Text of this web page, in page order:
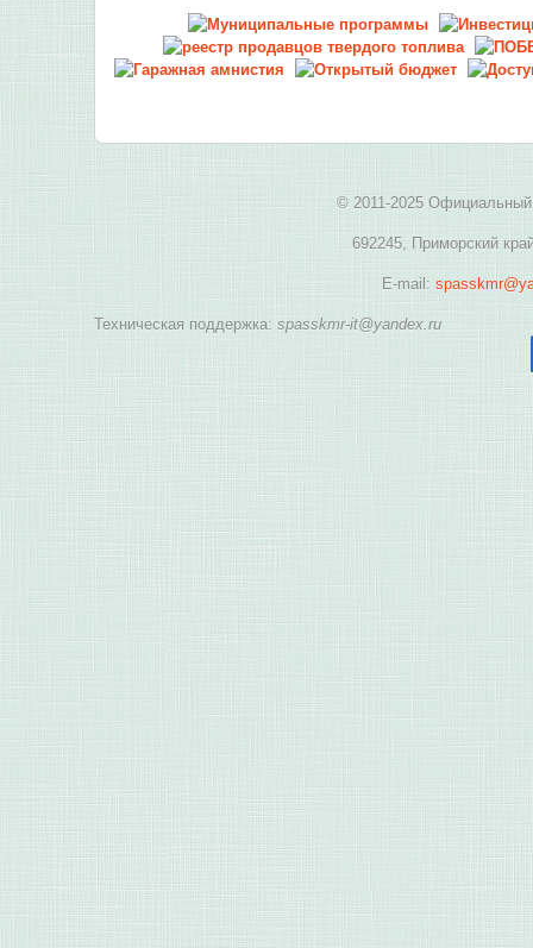
© 2011-2025 Официальный
692245, Приморский
E-mail:
Техническая поддержка: spasskmr-it@yandex.ru